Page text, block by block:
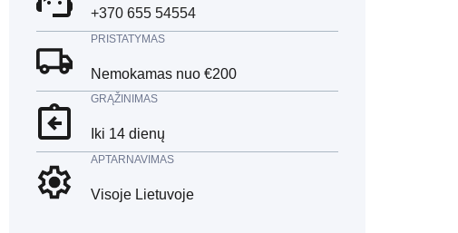
+370 655 54554
PRISTATYMAS
Nemokamas nuo €200
GRĄŽINIMAS
Iki 14 dienų
APTARNAVIMAS
Visoje Lietuvoje